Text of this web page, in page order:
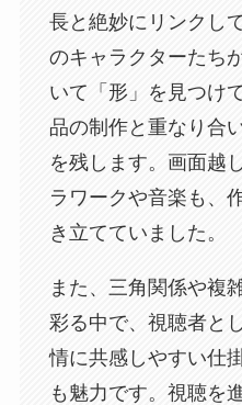
長と絶妙にリンクし
のキャラクターたち
いて「形」を見つけ
品の制作と重なり合
を残します。画面越
ラワークや音楽も、
き立てていました。
また、三角関係や複
彩る中で、視聴者と
情に共感しやすい仕
も魅力です。視聴を